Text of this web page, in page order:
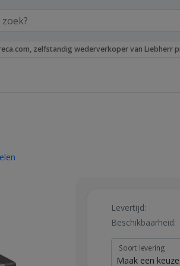
zelfstandig wederverkoper van Liebherr
Levertijd:
Beschikbaarheid:
Soort levering